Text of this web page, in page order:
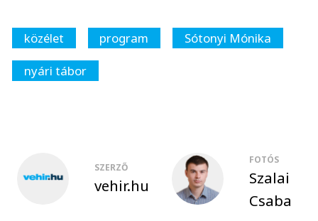
közélet program
Sótonyi Mónika
nyári tábor
SZERZŐ
vehir.hu
FOTÓS
Szalai
Csaba